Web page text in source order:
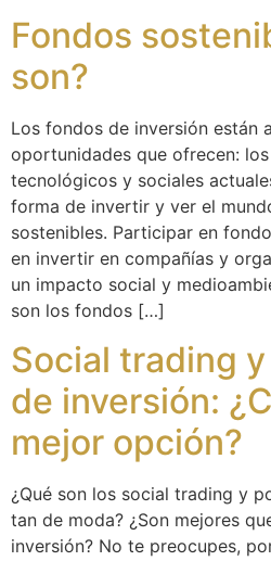
Fondos
son?
Los fondos de inversión están
oportunidades que ofrecen:
tecnológicos y sociales
forma de invertir y ver el
sostenibles. Participar en
en invertir en compañías y
un impacto social y
son los fondos […]
Social trading
de inversión:
mejor opción?
¿Qué son los social trading y
tan de moda? ¿Son mejores
inversión? No te preocupes,